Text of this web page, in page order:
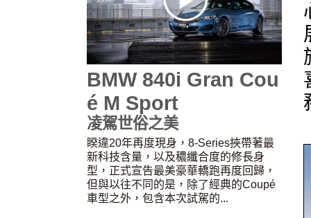
BMW 840i Gran Cou
é M Sport
凌駕世俗之美
睽違20年再度現身，8-Series挾帶著最
新科技含量，以及穠纖合度的修長身
型，正式宣告最美豪華轎跑再度回歸，
但與以往不同的是，除了經典的Coupé
車型之外，包含本次試駕的...